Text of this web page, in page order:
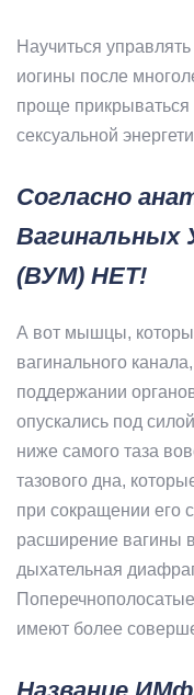
Научиться
иогины после
проще
сексуальной
Согласно
(ВУМ) НЕТ!
А вот мышцы,
вагинального
поддержании
опускались под
ниже самого таза
тазового дна,
при сокращении его
расширение вагины
дыхательная
имеют более